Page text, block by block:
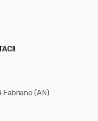
Fabriano (AN)